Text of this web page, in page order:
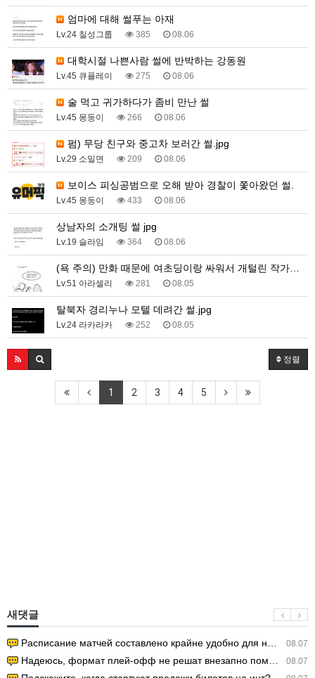
엄마에 대해 썰푸는 아재
Lv.24 칠성그룹 385 08.06
대학시절 나쁜사람 썰에 반박하는 강동원
Lv.45 큐플레이 275 08.06
술 먹고 귀가하다가 좀비 만난 썰
Lv.45 몽둥이 266 08.06
펌) 무당 친구와 중고차 보러간 썰.jpg
Lv.29 소밀면 209 08.06
보이스 피싱공범으로 오해 받아 경찰이 쫓아왔던 썰.
Lv.45 몽둥이 433 08.06
상남자의 소개팅 썰 jpg
Lv.19 슬라임 364 08.06
(욕 주의) 만화 때문에 여초딩이랑 싸워서 개털린 작가…
Lv.51 아라셀리 281 08.05
탈북자 경리누나 모텔 데려간 썰.jpg
Lv.24 라카라카 252 08.05
정렬
1 2 3 4 5
새댓글
08.07
Расписание матчей составлено крайне удобно для нашего часово…
08.07
Надеюсь, формат плей-офф не решат внезапно поменять. https:/…